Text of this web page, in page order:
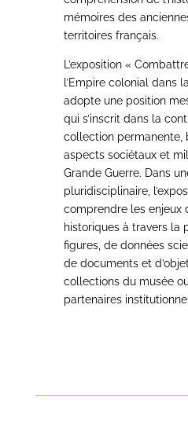
mémoires des
territoires français.
L’exposition «
l’Empire colonial dans
adopte une position
qui s’inscrit dans la
collection permanente,
aspects sociétaux et
Grande Guerre. Dans
pluridisciplinaire,
comprendre les enjeux
historiques à travers la
figures, de données
de documents et
collections du musée
partenaires